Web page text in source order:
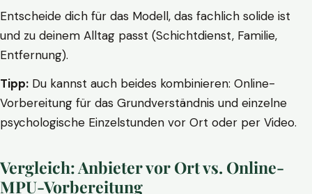
Entscheide dich für das Modell, das fachlich solide ist
und zu deinem Alltag passt (Schichtdienst, Familie,
Entfernung).
Tipp: Du kannst auch beides kombinieren: Online-
Vorbereitung für das Grundverständnis und einzelne
psychologische Einzelstunden vor Ort oder per Video.
Vergleich: Anbieter vor Ort vs. Online-
MPU-Vorbereitung